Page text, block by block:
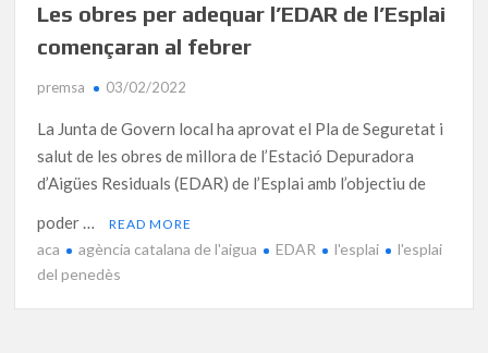
Les obres per adequar l’EDAR de l’Esplai
començaran al febrer
premsa 03/02/2022
La Junta de Govern local ha aprovat el Pla de Seguretat i
salut de les obres de millora de l’Estació Depuradora
d’Aigües Residuals (EDAR) de l’Esplai amb l’objectiu de
poder …
READ MORE
aca agència catalana de l'aigua EDAR l'esplai
l'esplai
del penedès